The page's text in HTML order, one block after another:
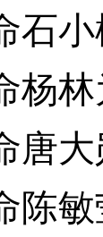
石
杨
唐
陈